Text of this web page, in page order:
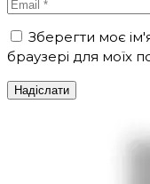
Зберегти моє
браузері для моїх